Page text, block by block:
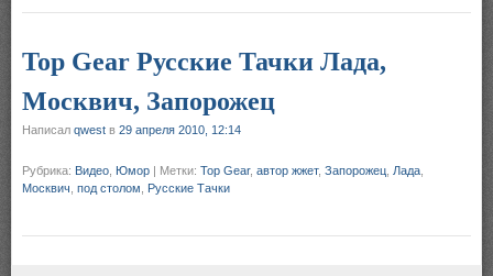
Top Gear Русские Тачки Лада,
Москвич, Запорожец
Написал qwest в 29 апреля 2010, 12:14
Рубрика: Видео Юмор | Метки: Top Gear, автор жжет, Запорожец Лада
Москвич под столом Русские Тачки